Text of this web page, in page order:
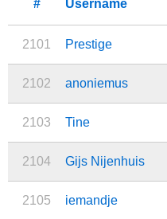
# Username
2101 Prestige
2102 anoniemus
2103 Tine
2104 Gijs Nijenhuis
2105 iemandje